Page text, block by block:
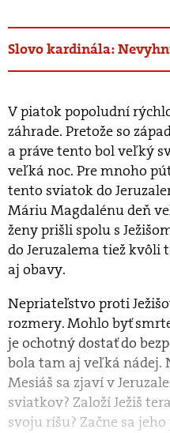
Slovo kardinála:
V piatok popoludní
záhrade. Pretože so
a práve tento bol veľký
veľká noc. Pre mnoho
tento sviatok do
Máriu Magdalénu deň
ženy prišli spolu s
do Jeruzalema tiež
aj obavy.
Nepriateľstvo proti
rozmery. Mohlo byť
je ochotný dostať do
bola tam aj veľká nádej.
Mesiáš sa zjaví v
sviatkov? Založí Ježiš
svoju ríšu? Začne sa